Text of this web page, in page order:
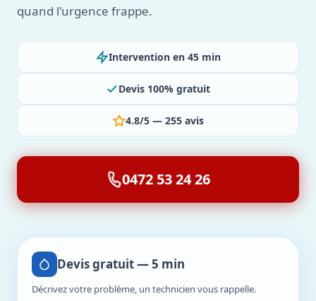
quand l'urgence frappe.
Intervention en 45 min
Devis 100% gratuit
4.8/5 — 255 avis
0472 53 24 26
Devis gratuit — 5 min
Décrivez votre problème, un technicien vous rappelle.